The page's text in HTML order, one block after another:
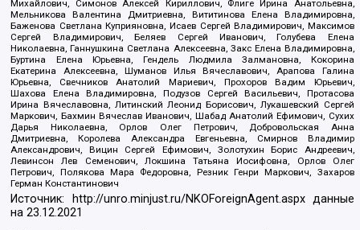
Михайлович, Симонов Алексей Кириллович, Флиге Ирина Анатольевна,
Мельникова Валентина Дмитриевна, Вититинова Елена Владимировна,
Баженова Светлана Куприяновна, Исаев Сергей Владимирович, Максимов
Сергей Владимирович, Беляев Сергей Иванович, Голубева Елена
Николаевна, Ганнушкина Светлана Алексеевна, Закс Елена Владимировна,
Буртина Елена Юрьевна, Гендель Людмила Залмановна, Кокорина
Екатерина Алексеевна, Шуманов Илья Вячеславович, Арапова Галина
Юрьевна, Свечников Анатолий Мариевич, Прохоров Вадим Юрьевич,
Шахова Елена Владимировна, Подузов Сергей Васильевич, Протасова
Ирина Вячеславовна, Литинский Леонид Борисович, Лукашевский Сергей
Маркович, Бахмин Вячеслав Иванович, Шабад Анатолий Ефимович, Сухих
Дарья Николаевна, Орлов Олег Петрович, Добровольская Анна
Дмитриевна, Королева Александра Евгеньевна, Смирнов Владимир
Александрович, Вицин Сергей Ефимович, Золотухин Борис Андреевич,
Левинсон Лев Семенович, Локшина Татьяна Иосифовна, Орлов Олег
Петрович, Полякова Мара Федоровна, Резник Генри Маркович, Захаров
Герман Константинович
Источник: http://unro.minjust.ru/NKOForeignAgent.aspxданные
на23.12.2021